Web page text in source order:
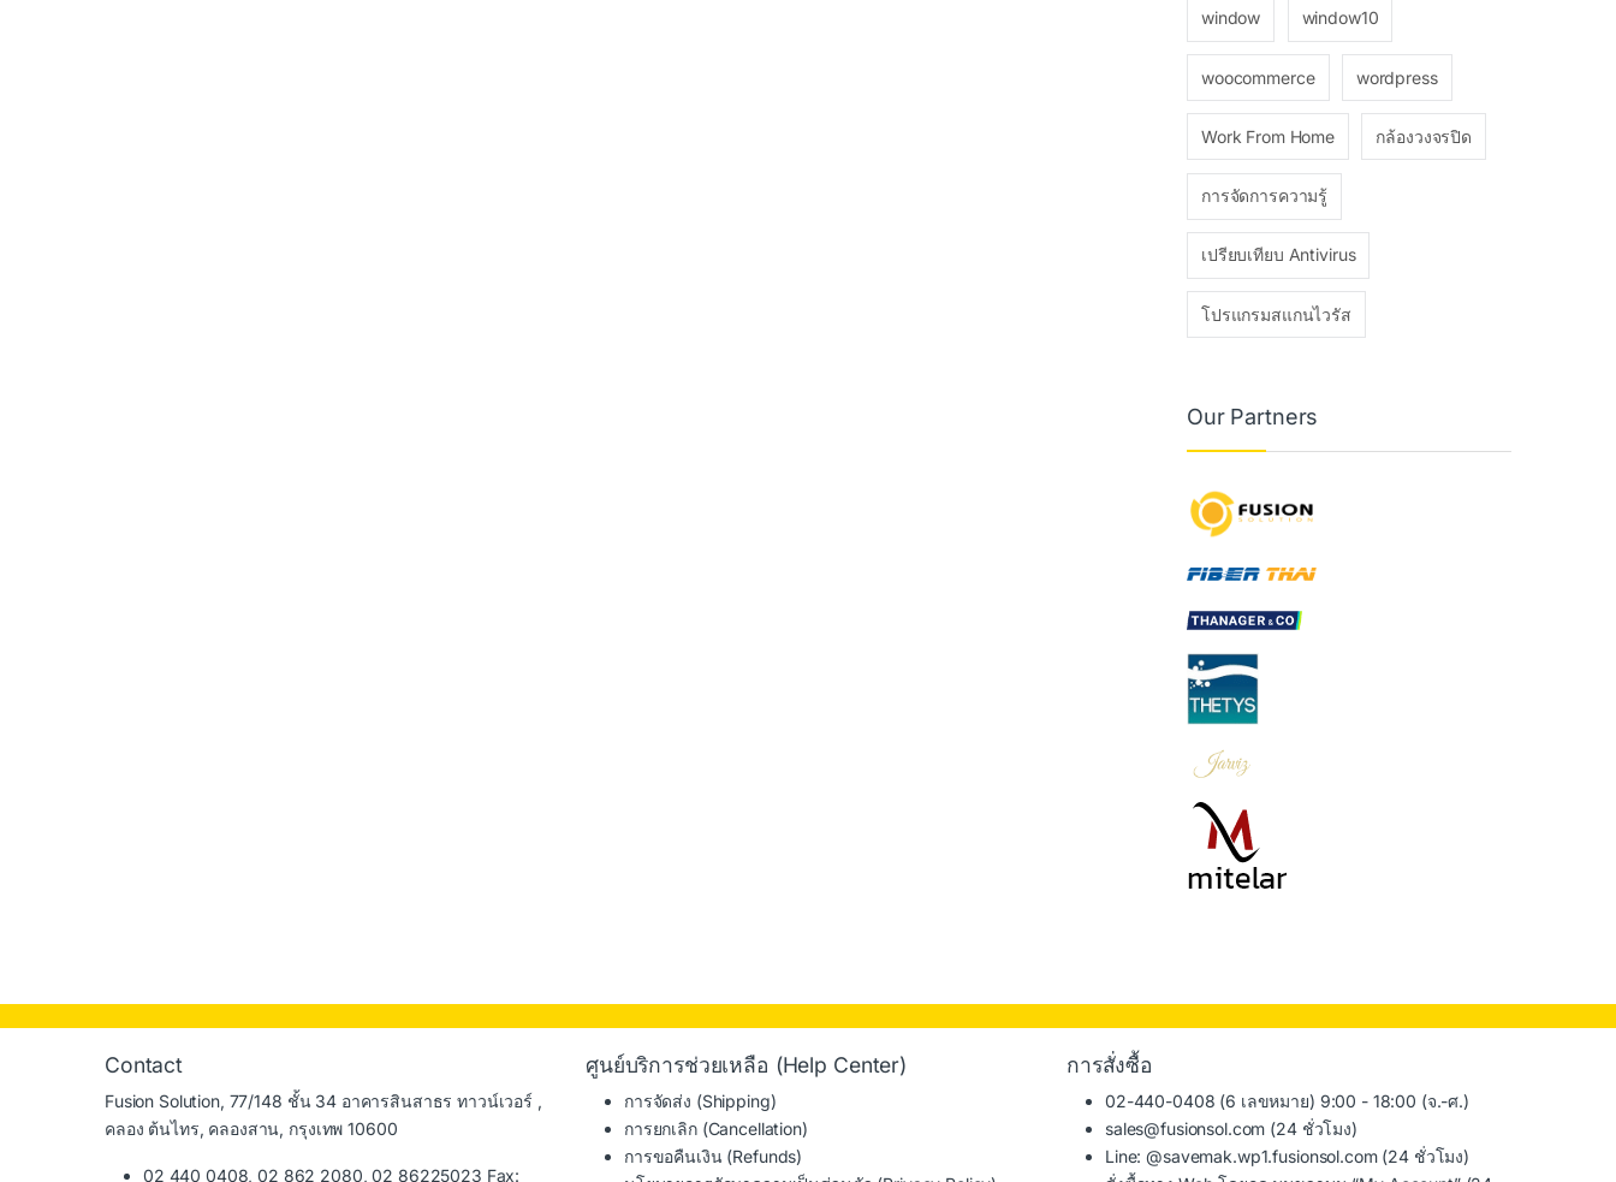
window window10
woocommerce wordpress
Work From Home กล้องวงจรปิด
การจัดการความรู้
เปรียบเทียบ Antivirus
โปรแกรมสแกนไวรัส
Our Partners
Contact
Fusion Solution, 77/148 ชั้น 34 อาคารสินสาธร ทาวน์เวอร์ ,
คลอง ต้นไทร, คลองสาน, กรุงเทพ 10600
02 440 0408, 02 862 2080, 02 86225023 Fax:
ศูนย์บริการช่วยเหลือ (Help Center)
การจัดส่ง (Shipping)
การยกเลิก (Cancellation)
การขอคืนเงิน (Refunds)
การสั่งซื้อ
02-440-0408 (6 เลขหมาย) 9:00 - 18:00 (จ.-ศ.)
sales@fusionsol.com (24 ชั่วโมง)
Line: @savemak.wp1.fusionsol.com (24 ชั่วโมง)